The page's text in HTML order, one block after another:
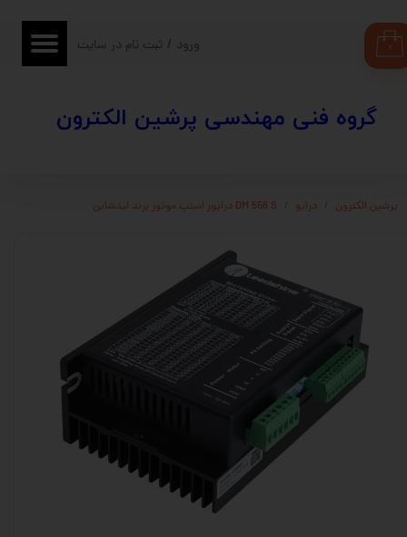
​​گروه فنی مهندسی پرشین الکترون
۰ ورود / ثبت نام در سایت
حساب کاربری من
سفارشات
پرشین الکترون درایو DM 556 S درایور استپ موتور برند لیدشاین